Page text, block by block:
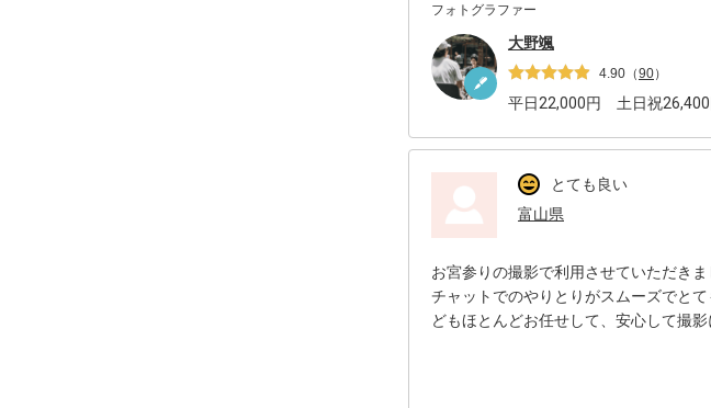
フォトグラファー
大野颯
4.90 （90）
平日22,000円 土日祝26,400
とても良い
富山県
お宮参りの撮影で利用させていただきま
チャットでのやりとりがスムーズでと
どもほとんどお任せして、安心して撮影